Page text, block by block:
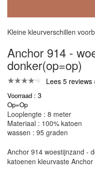
Kleine kleurverschillen
Anchor 914 -
donker(op=op)
Lees 5 reviews
Voorraad : 3
Op=Op
Looplengte : 8 meter
Materiaal : 100% katoen
wassen : 95 graden
Anchor 914 woestijnzand -
katoenen kleurvaste